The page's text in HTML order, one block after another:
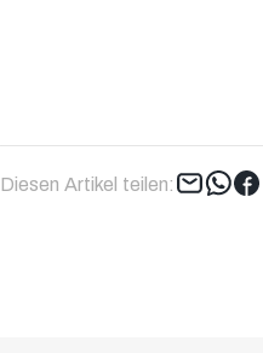
Diesen Artikel teilen: